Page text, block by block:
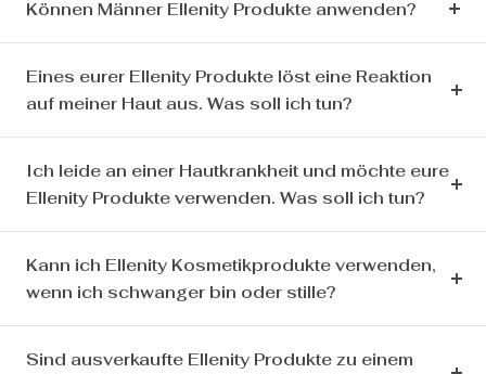
Können Männer Ellenity Produkte anwenden?
Eines eurer Ellenity Produkte löst eine Reaktion
auf meiner Haut aus. Was soll ich tun?
Ich leide an einer Hautkrankheit und möchte eure
Ellenity Produkte verwenden. Was soll ich tun?
Kann ich Ellenity Kosmetikprodukte verwenden,
wenn ich schwanger bin oder stille?
Sind ausverkaufte Ellenity Produkte zu einem